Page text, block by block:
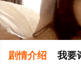
剧情介绍 我要